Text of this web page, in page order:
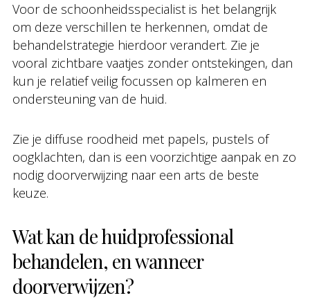
Voor de schoonheidsspecialist is het belangrijk
om deze verschillen te herkennen, omdat de
behandelstrategie hierdoor verandert. Zie je
vooral zichtbare vaatjes zonder ontstekingen, dan
kun je relatief veilig focussen op kalmeren en
ondersteuning van de huid.
Zie je diffuse roodheid met papels, pustels of
oogklachten, dan is een voorzichtige aanpak en zo
nodig doorverwijzing naar een arts de beste
keuze.
Wat kan de huidprofessional
behandelen, en wanneer
doorverwijzen?